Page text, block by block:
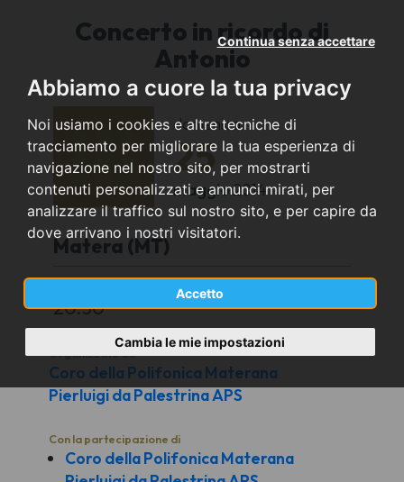
Abbiamo a cuore la tua privacy
Noi usiamo i cookies e altre tecniche di
tracciamento per migliorare la tua esperienza di
navigazione nel nostro sito, per mostrarti
contenuti personalizzati e annunci mirati, per
analizzare il traffico sul nostro sito, e per capire da
dove arrivano i nostri visitatori.
Accetto
Continua senza accettare
Cambia le mie impostazioni
Concerto in ricordo di
Antonio
domenica
25
maggio2014
Matera (MT)
Chiesa Cristo Flagellato
20.30
Organizzato da
Coro della Polifonica Materana
Pierluigi da Palestrina APS
Con la partecipazione di
Coro della Polifonica Materana